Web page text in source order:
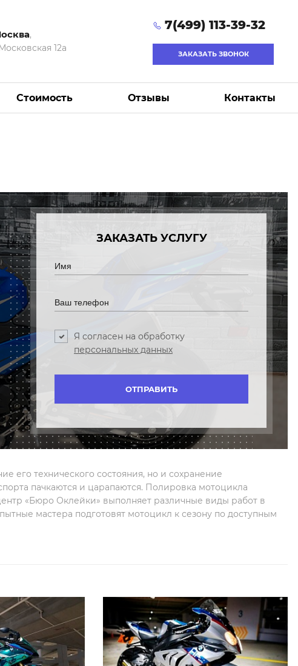
,
12а
7(499) 113-39-32
ЗАКАЗАТЬ ЗВОНОК
Стоимость Отзывы Контакты
ЗАКАЗАТЬ УСЛУГУ
Я согласен на обработку
персональных данных
его технического состояния, но и сохранение
пачкаются и царапаются. Полировка мотоцикла
«Бюро Оклейки» выполняет различные виды работ в
мастера подготовят мотоцикл к сезону по доступным